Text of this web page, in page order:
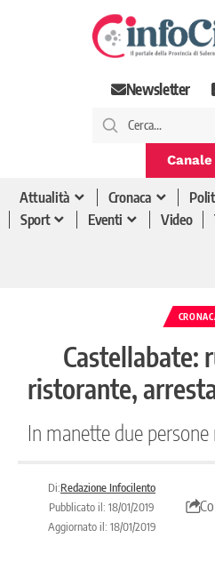
Newsletter
Canale
Attualità Cronaca
Sport
Eventi Video
Castellabate:
ristorante,
In manette due
Di:Redazione Infocilento
Pubblicato il: 18/01/2019
Aggiornato il: 18/01/2019